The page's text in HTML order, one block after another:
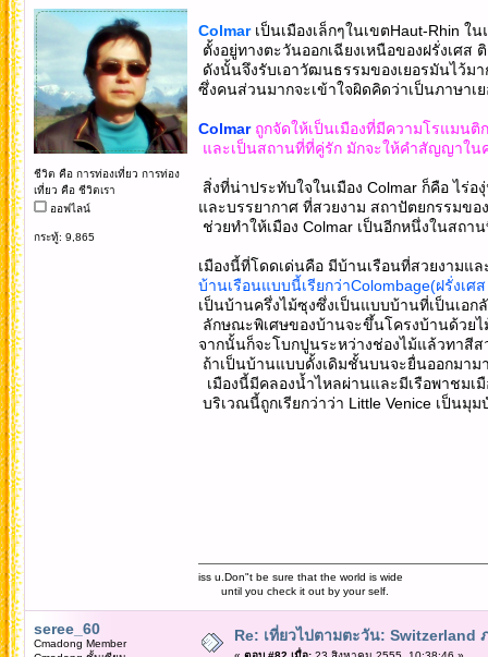
ชีวิต คือ การท่องเที่ยว การท่อง
เที่ยว คือ ชีวิตเรา
ออฟไลน์
กระทู้: 9,865
Colmarเป็นเมืองเล็กๆในเขตHaut-Rhin ใ
ตั้งอยู่ทางตะวันออกเฉียงเหนือของฝรั่งเศส
ดังนั้นจึงรับเอาวัฒนธรรมของเยอรมันไว้ม
ซึ่งคนส่วนมากจะเข้าใจผิดคิดว่าเป็นภาษาเ
Colmar ถูกจัดให้เป็นเมืองที่มีความโรแมนติ
และเป็นสถานที่ที่คู่รัก มักจะให้คำสัญญาใน
สิ่งที่น่าประทับใจในเมือง Colmar ก็คือ ไร่
และบรรยากาศ ที่สวยงาม สถาปัตยกรรมขอ
ช่วยทำให้เมือง Colmar เป็นอีกหนึ่งในสถา
เมืองนี้ที่โดดเด่นคือ มีบ้านเรือนที่สวยงามแ
บ้านเรือนแบบนี้เรียกว่าColombage(ฝรั่งเศ
เป็นบ้านครึ่งไม้ซุงซึ่งเป็นแบบบ้านที่เป็นเอ
ลักษณะพิเศษของบ้านจะขึ้นโครงบ้านด้วยไ
จากนั้นก็จะโบกปูนระหว่างช่องไม้แล้วทาสีส
ถ้าเป็นบ้านแบบดั้งเดิมชั้นบนจะยื่นออกมาม
เมืองนี้มีคลองน้ำไหลผ่านและมีเรือพาชมเมื
บริเวณนี้ถูกเรียกว่าว่า Little Venice เป็นมุ
iss u.Don"t be sure that the world is wide
until you check it out by your self.
seree_60
Cmadong Member
Re: เที่ยวไปตามตะวัน: Switzerland